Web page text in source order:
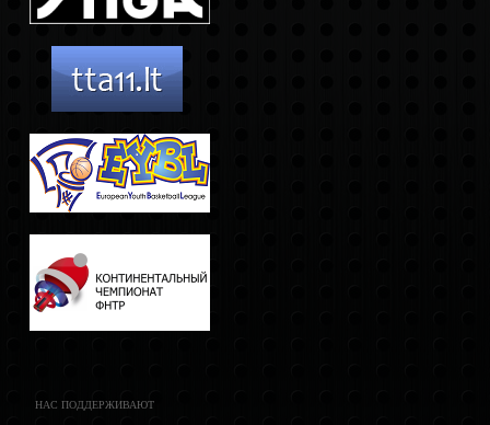
НАС ПОДДЕРЖИВАЮТ